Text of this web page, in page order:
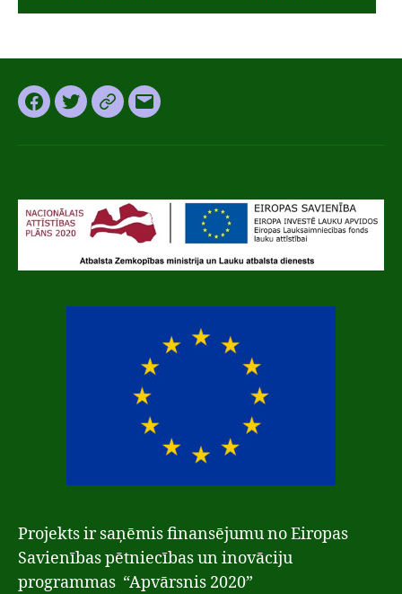
Facebook
TwitterInstagram
Email
Projekts ir saņēmis finansējumu no Eiropas
Savienības pētniecības un inovāciju
programmas “Apvārsnis 2020”